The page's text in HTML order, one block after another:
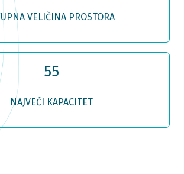
VELIČINA PROSTORA
55
NAJVEĆI KAPACITET